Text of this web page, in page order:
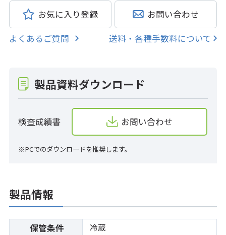
お気に入り登録 お問い合わせ
よくあるご質問 送料・各種手数料について
製品資料ダウンロード
検査成績書 お問い合わせ
※PCでのダウンロードを推奨します。
製品情報
保管条件 冷蔵